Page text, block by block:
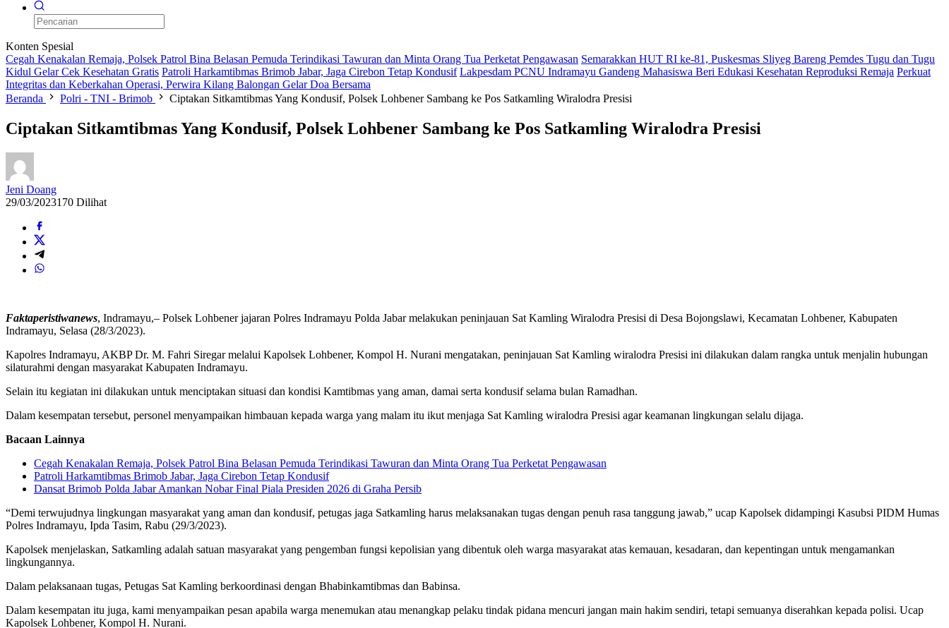
Konten Spesial
Cegah Kenakalan Remaja, Polsek Patrol Bina Belasan Pemuda Terindikasi Tawuran dan Minta Orang Tua Perketat Pengawasan Semarakkan HUT RI ke-81, Puskesmas Sliyeg Bareng Pemdes Tugu dan Tugu
Kidul Gelar Cek Kesehatan Gratis Patroli Harkamtibmas Brimob Jabar, Jaga Cirebon Tetap Kondusif Lakpesdam PCNU Indramayu Gandeng Mahasiswa Beri Edukasi Kesehatan Reproduksi Remaja Perkuat
Integritas dan Keberkahan Operasi, Perwira Kilang Balongan Gelar Doa Bersama
Beranda
Polri - TNI - Brimob Ciptakan Sitkamtibmas Yang Kondusif, Polsek Lohbener Sambang ke Pos Satkamling Wiralodra Presisi
Ciptakan Sitkamtibmas Yang Kondusif, Polsek Lohbener Sambang ke Pos Satkamling Wiralodra Presisi
Jeni Doang
29/03/2023170 Dilihat
Faktaperistiwanews, Indramayu,– Polsek Lohbener jajaran Polres Indramayu Polda Jabar melakukan peninjauan Sat Kamling Wiralodra Presisi di Desa Bojongslawi, Kecamatan Lohbener, Kabupaten
Indramayu, Selasa (28/3/2023).
Kapolres Indramayu, AKBP Dr. M. Fahri Siregar melalui Kapolsek Lohbener, Kompol H. Nurani mengatakan, peninjauan Sat Kamling wiralodra Presisi ini dilakukan dalam rangka untuk menjalin hubungan
silaturahmi dengan masyarakat Kabupaten Indramayu.
Selain itu kegiatan ini dilakukan untuk menciptakan situasi dan kondisi Kamtibmas yang aman, damai serta kondusif selama bulan Ramadhan.
Dalam kesempatan tersebut, personel menyampaikan himbauan kepada warga yang malam itu ikut menjaga Sat Kamling wiralodra Presisi agar keamanan lingkungan selalu dijaga.
Bacaan Lainnya
Cegah Kenakalan Remaja, Polsek Patrol Bina Belasan Pemuda Terindikasi Tawuran dan Minta Orang Tua Perketat Pengawasan
Patroli Harkamtibmas Brimob Jabar, Jaga Cirebon Tetap Kondusif
Dansat Brimob Polda Jabar Amankan Nobar Final Piala Presiden 2026 di Graha Persib
“Demi terwujudnya lingkungan masyarakat yang aman dan kondusif, petugas jaga Satkamling harus melaksanakan tugas dengan penuh rasa tanggung jawab,” ucap Kapolsek didampingi Kasubsi PIDM Humas
Polres Indramayu, Ipda Tasim, Rabu (29/3/2023).
Kapolsek menjelaskan, Satkamling adalah satuan masyarakat yang pengemban fungsi kepolisian yang dibentuk oleh warga masyarakat atas kemauan, kesadaran, dan kepentingan untuk mengamankan
lingkungannya.
Dalam pelaksanaan tugas, Petugas Sat Kamling berkoordinasi dengan Bhabinkamtibmas dan Babinsa.
Dalam kesempatan itu juga, kami menyampaikan pesan apabila warga menemukan atau menangkap pelaku tindak pidana mencuri jangan main hakim sendiri, tetapi semuanya diserahkan kepada polisi. Ucap
Kapolsek Lohbener, Kompol H. Nurani.